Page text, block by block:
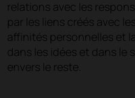
relations avec les
par les liens créés avec
affinités personnelles et
dans les idées et dans le
envers le reste.